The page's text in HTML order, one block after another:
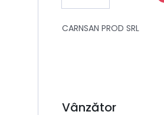
CARNSAN PROD SRL
Vânzător